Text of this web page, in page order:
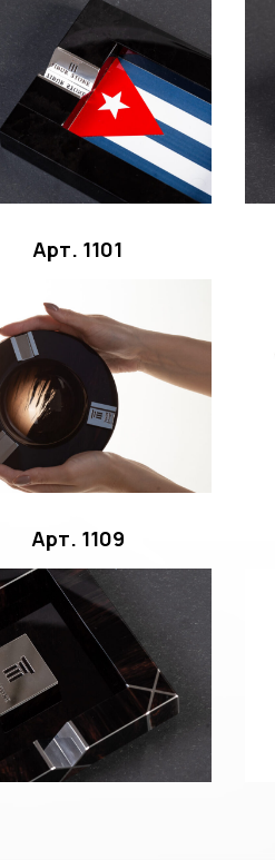
Арт. 1101
Арт. 1109